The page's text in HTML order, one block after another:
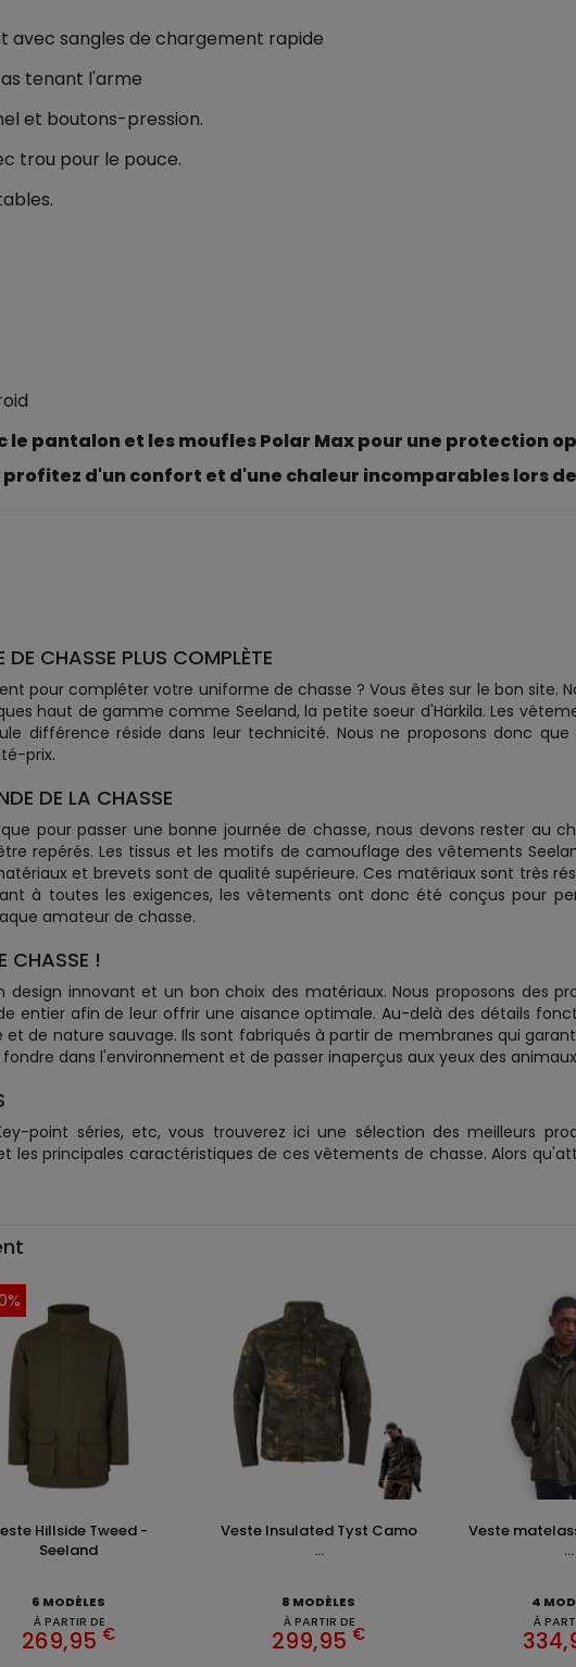
avec sangles de chargement rapide
tenant l'arme
et boutons-pression.
trou pour le pouce.
le pantalon et les moufles Polar Max pour une protection
profitez d'un confort et d'une chaleur incomparables lors
DE CHASSE PLUS COMPLÈTE
pour compléter votre uniforme de chasse ? Vous êtes sur le bon site.
haut de gamme comme Seeland, la petite soeur d'Härkila. Les
différence réside dans leur technicité. Nous ne proposons donc
prix.
DE LA CHASSE
pour passer une bonne journée de chasse, nous devons rester au
repérés. Les tissus et les motifs de camouflage des vêtements
et brevets sont de qualité supérieure. Ces matériaux sont très
à toutes les exigences, les vêtements ont donc été conçus pour
amateur de chasse.
CHASSE !
innovant et un bon choix des matériaux. Nous proposons des
entier afin de leur offrir une aisance optimale. Au-delà des détails
de nature sauvage. Ils sont fabriqués à partir de membranes qui
dans l'environnement et de passer inaperçus aux yeux des
point séries, etc, vous trouverez ici une sélection des meilleurs
les principales caractéristiques de ces vêtements de chasse. Alors
Hillside Tweed -
Seeland
6 MODÈLES
À PARTIR DE
269,95 €
Veste Insulated Tyst Camo
...
8 MODÈLES
À PARTIR DE
299,95 €
Veste
...
4
À